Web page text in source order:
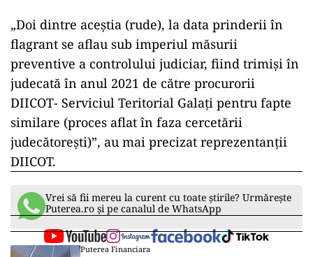
„Doi dintre aceștia (rude), la data prinderii în
flagrant se aflau sub imperiul măsurii
preventive a controlului judiciar, fiind trimiși în
judecată în anul 2021 de către procurorii
DIICOT- Serviciul Teritorial Galați pentru fapte
similare (proces aflat în faza cercetării
judecătoreşti)”, au mai precizat reprezentanții
DIICOT.
Vrei să fii mereu la curent cu toate știrile? Urmărește
Puterea.ro și pe canalul de WhatsApp
Puterea Financiara